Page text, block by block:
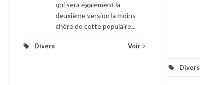
qui sera également la
deuxième version la moins
chère de cette populaire...
Divers Voir
Divers